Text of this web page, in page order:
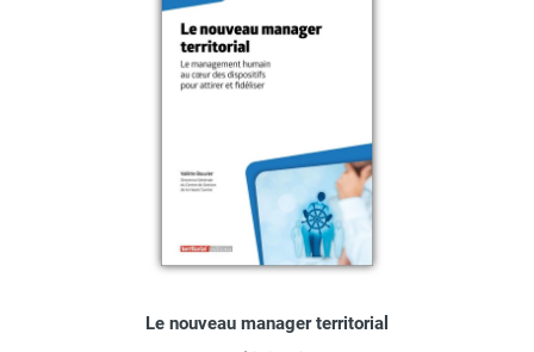
Le nouveau manager territorial